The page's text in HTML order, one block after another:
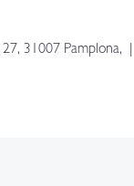
31007 Pamplona, |